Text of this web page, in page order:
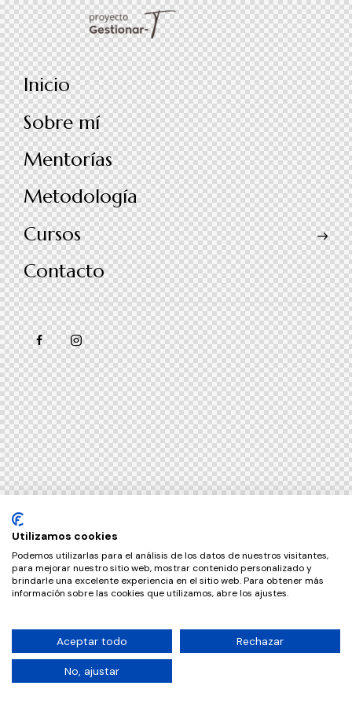
Inicio
Sobre mí
Mentorías
Metodología
Cursos
Contacto
Utilizamos cookies
Podemos utilizarlas para el análisis de los datos de nuestros visitantes,
para mejorar nuestro sitio web, mostrar contenido personalizado y
brindarle una excelente experiencia en el sitio web. Para obtener más
información sobre las cookies que utilizamos, abre los ajustes.
Aceptar todo Rechazar
No, ajustar